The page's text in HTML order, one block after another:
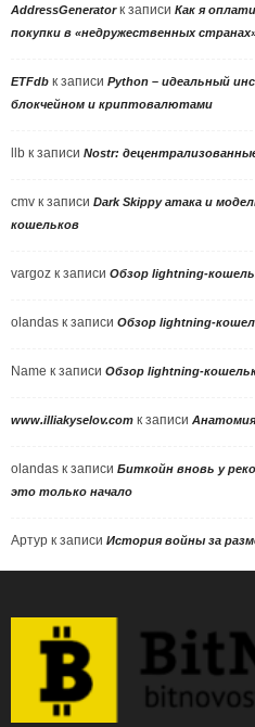
AddressGeneratorк записи Как я
покупки в «недружественных
ETFdb к записи Python – идеальный
блокчейном и криптовалютами
llb к записи Nostr:
cmv к записи Dark Skippy атака и
кошельков
vargoz к записи Обзор lightning-
olandas к записи Обзор lightning-
Name к записи Обзор lightning-
www.illiakyselov.com к записи Анатомия
olandas к записи Биткойн вновь у
это только начало
Артур к записи История войны за